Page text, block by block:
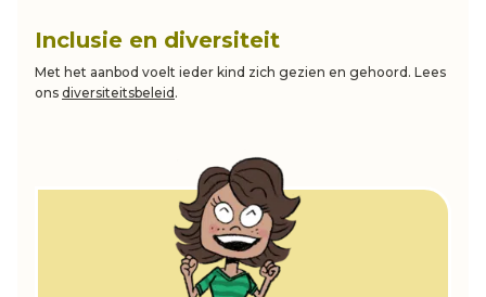
Inclusie en diversiteit
Met het aanbod voelt ieder kind zich gezien en gehoord. Lees
ons diversiteitsbeleid .